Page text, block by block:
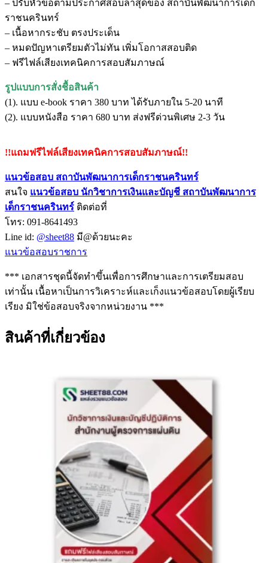
– ปรับหัวข้อตามประกาศสอบล่าสุดของ สถาบันพัฒนาการเด็ก
ราชนครินทร์
– เนื้อหากระชับ ตรงประเด็น
– หมดปัญหาเตรียมตัวไม่ทัน เพิ่มโอกาสสอบติด
– ฟรีไฟล์เสียงเทคนิคการสอบสัมภาษณ์
รูปแบบการสั่งชื้อสินค้า
(1). แบบ e-book ราคา 380 บาท ได้รับภายใน 5-20 นาที
(2). แบบหนังสือ ราคา 680 บาท ส่งฟรีด่วนพิเศษ 2-3 วัน
!!แถมฟรีไฟล์เสียงเทคนิคการสอบสัมภาษณ์!!
แนวข้อสอบ สถาบันพัฒนาการเด็กราชนครินทร์
สนใจ แนวข้อสอบ นักวิชาการเงินและบัญชี สถาบันพัฒนาการ
เด็กราชนครินทร์ ติดต่อที่
โทร: 091-8641493
Line id: @sheet88 มี@ด้วยนะคะ
แนวข้อสอบราชการ
*** เอกสารชุดนี้จัดทำขึ้นเพื่อการศึกษาและการเตรียมสอบ
เท่านั้น เนื้อหาเป็นการวิเคราะห์และเก็งแนวข้อสอบโดยผู้เรียบ
เรียง มิใช่ข้อสอบจริงจากหน่วยงาน ***
สินค้าที่เกี่ยวข้อง